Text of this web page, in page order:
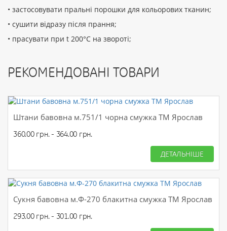
• застосовувати пральні порошки для кольорових тканин;
• сушити відразу після прання;
• прасувати при t 200°С на звороті;
РЕКОМЕНДОВАНІ ТОВАРИ
Штани бавовна м.751/1 чорна смужка ТМ Ярослав
360.00 грн. - 364.00 грн.
ДЕТАЛЬНІШЕ
Сукня бавовна м.Ф-270 блакитна смужка ТМ Ярослав
293.00 грн. - 301.00 грн.